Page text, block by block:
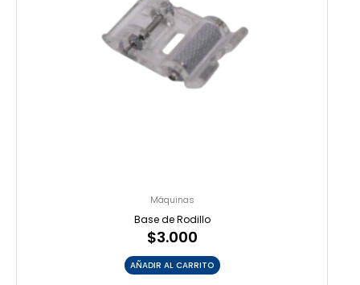
Máquinas
Base de Rodillo
$3.000
AÑADIR AL CARRITO